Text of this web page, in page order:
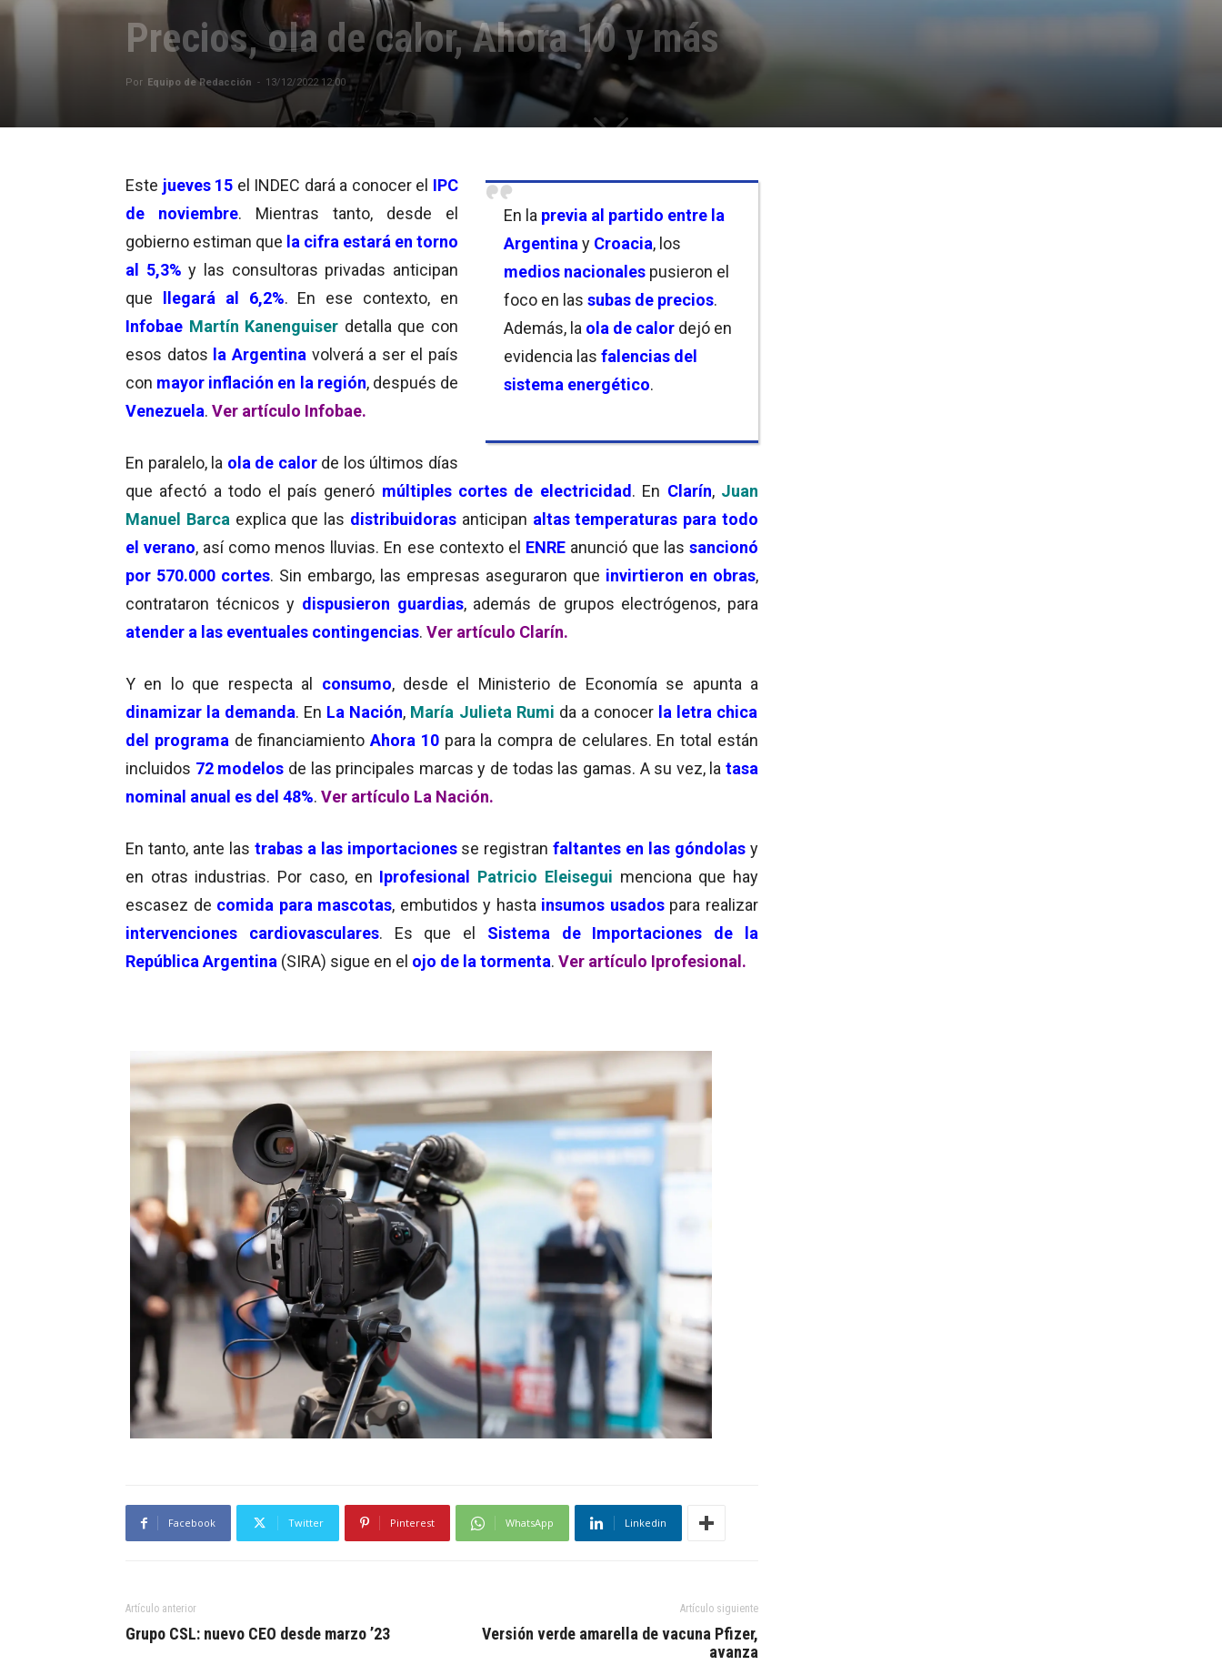
Precios, ola de calor, Ahora 10 y más
Por Equipo de Redacción - 13/12/2022 12:00
En la previa al partido entre la
Argentina y Croacia, los
medios nacionales pusieron el
foco en las subas de precios.
Además, la ola de calor dejó en
evidencia las falencias del
sistema energético.
Este jueves 15 el INDEC dará a conocer el IPC
de noviembre. Mientras tanto, desde el
gobierno estiman que la cifra estará en torno
al 5,3% y las consultoras privadas anticipan
que llegará al 6,2%. En ese contexto, en
Infobae Martín Kanenguiser detalla que con
esos datos la Argentina volverá a ser el país
con mayor inflación en la región, después de
Venezuela. Ver artículo Infobae.
En paralelo, la ola de calor de los últimos días
que afectó a todo el país generó múltiples cortes de electricidad. En Clarín, Juan
Manuel Barca explica que las distribuidoras anticipan altas temperaturas para todo
el verano, así como menos lluvias. En ese contexto el ENREanunció que lassancionó
por 570.000 cortes. Sin embargo, las empresas aseguraron que invirtieron en obras,
contrataron técnicos y dispusieron guardias, además de grupos electrógenos, para
atender a las eventuales contingencias. Ver artículo Clarín.
Y en lo que respecta al consumo, desde el Ministerio de Economía se apunta a
dinamizar la demanda. En La Nación, María Julieta Rumi da a conocerla letra chica
del programa de financiamiento Ahora 10para la compra de celulares. En total están
incluidos 72 modelos de las principales marcas y de todas las gamas. A su vez, la tasa
nominal anual es del 48%. Ver artículo La Nación.
En tanto, ante las trabas a las importaciones se registranfaltantes en las góndolas y
en otras industrias. Por caso, en Iprofesional Patricio Eleisegui menciona que hay
escasez de comida para mascotas, embutidos y hasta insumos usados para realizar
intervenciones cardiovasculares. Es que el Sistema de Importaciones de la
República Argentina (SIRA) sigue en el ojo de la tormenta. Ver artículo Iprofesional.
Facebook Twitter Pinterest WhatsApp Linkedin
Artículo anterior
Grupo CSL: nuevo CEO desde marzo ’23
Artículo siguiente
Versión verde amarella de vacuna Pfizer,
avanza